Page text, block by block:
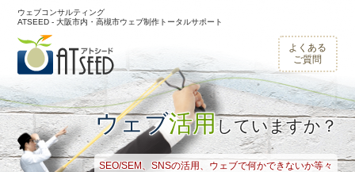
ウェブコンサルティング
ATSEED - 大阪市内・高槻市ウェブ制作トータルサポート
よくある
ご質問
ウェブ活用していますか？
SEO/SEM、SNSの活用、ウェブで何かできないか等々